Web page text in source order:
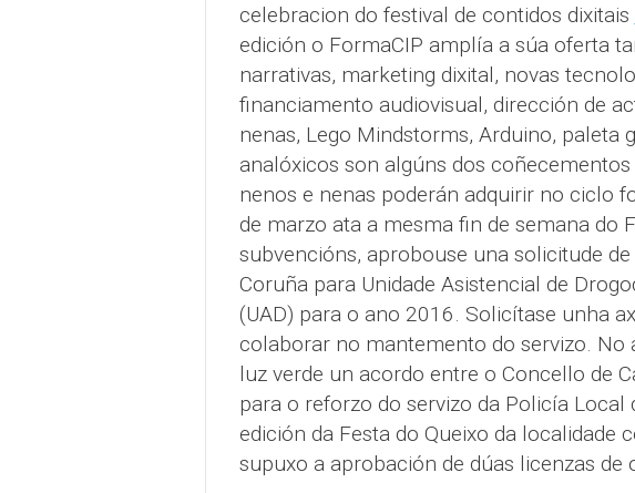
celebracion do festival de contidos dixitais
edición o FormaCIP amplía a súa oferta
narrativas, marketing dixital, novas
financiamento audiovisual, dirección de
nenas, Lego Mindstorms, Arduino, paleta
analóxicos son algúns dos
nenos e nenas poderán adquirir no ciclo
de marzo ata a mesma fin de semana do
subvencións, aprobouse una solicitude
Coruña para Unidade Asistencial de
(UAD) para o ano 2016. Solicítase unha
colaborar no mantemento do servizo. No
luz verde un acordo entre o Concello de
para o reforzo do servizo da Policía Local
edición da Festa do Queixo da localidade
supuxo a aprobación de dúas licenzas de